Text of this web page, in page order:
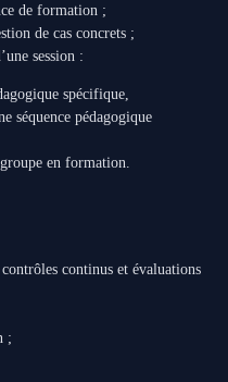
de formation ;
de cas concrets ;
session :
spécifique,
séquence pédagogique
en formation.
continus et évaluations
;